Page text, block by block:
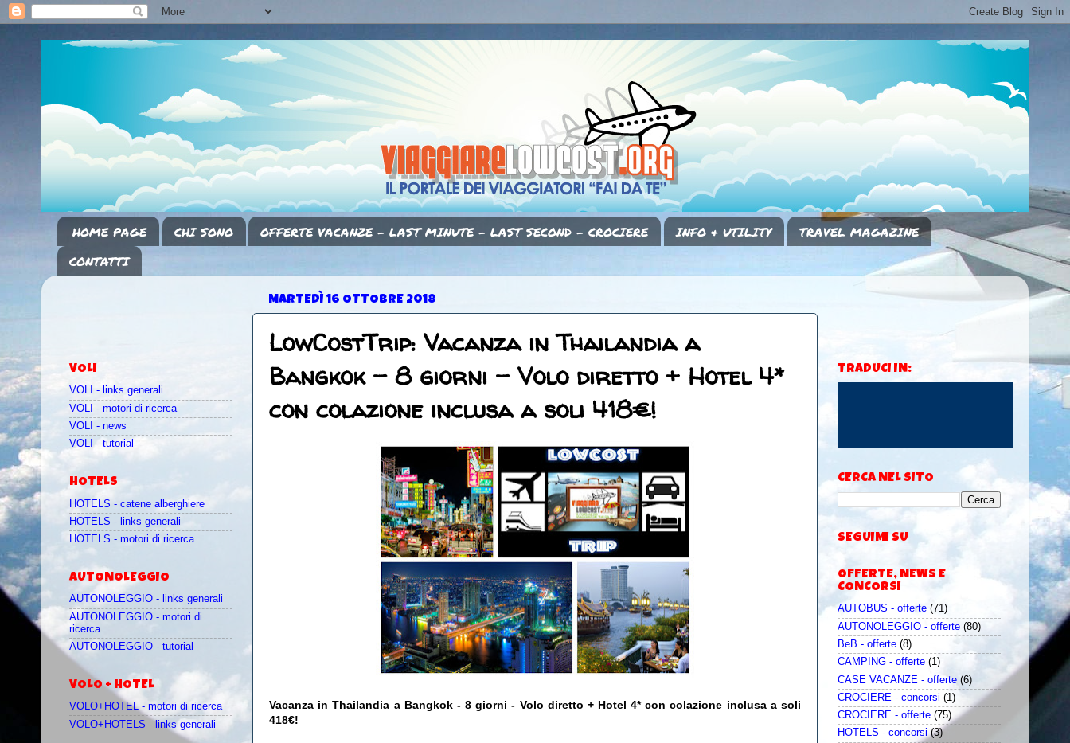
HOME PAGE CHI SONO OFFERTE VACANZE - LAST MINUTE - LAST SECOND - CROCIERE INFO & UTILITY
TRAVEL MAGAZINE
CONTATTI
MARTEDÌ 16 OTTOBRE 2018
LowCostTrip: Vacanza in Thailandia a
Bangkok - 8 giorni - Volo diretto + Hotel 4*
con colazione inclusa a soli 418€!
Vacanza in Thailandia a Bangkok - 8 giorni - Volo diretto + Hotel 4* con colazione inclusa a soli
418€!
VOLI
VOLI - links generali
VOLI - motori di ricerca
VOLI - news
VOLI - tutorial
HOTELS
HOTELS - catene alberghiere
HOTELS - links generali
HOTELS - motori di ricerca
AUTONOLEGGIO
AUTONOLEGGIO - links generali
AUTONOLEGGIO - motori di
ricerca
AUTONOLEGGIO - tutorial
VOLO + HOTEL
VOLO+HOTEL - motori di ricerca
VOLO+HOTELS - links generali
TRADUCI IN:
CERCA NEL SITO
SEGUIMI SU
OFFERTE, NEWS E
CONCORSI
AUTOBUS - offerte (71)
AUTONOLEGGIO - offerte (80)
BeB - offerte (8)
CAMPING - offerte (1)
CASE VACANZE - offerte (6)
CROCIERE - concorsi (1)
CROCIERE - offerte (75)
HOTELS - concorsi (3)